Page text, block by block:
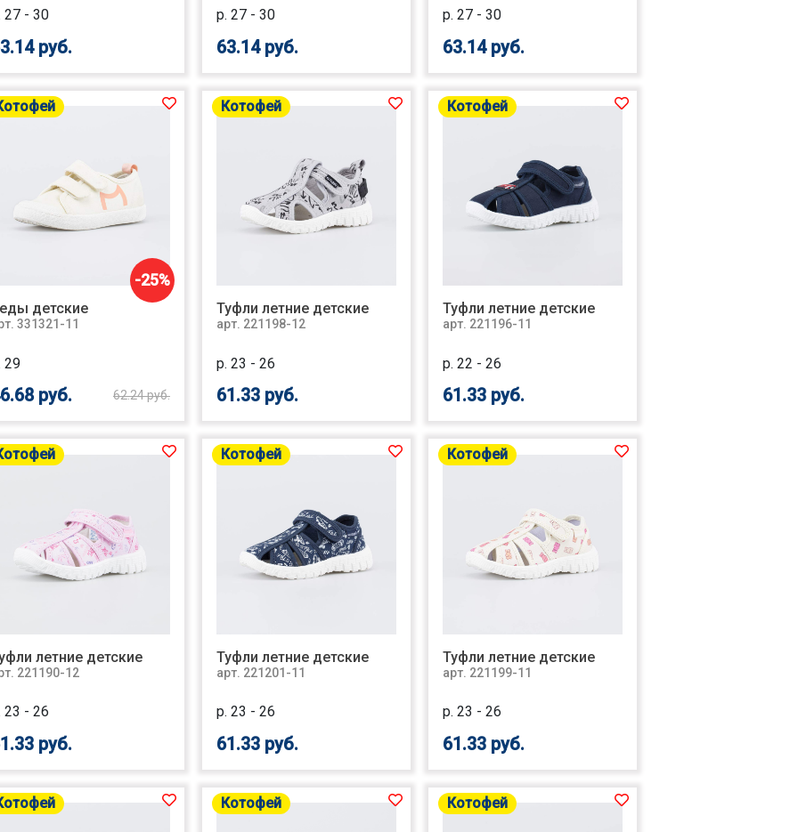
27 - 30
руб.
р. 27 - 30
63.14 руб.
р. 27 - 30
63.14 руб.
-25%
детские
331321-11
29
62.24 руб.
руб.
Котофей
Туфли летние детские
арт. 221198-12
р. 23 - 26
61.33 руб.
Котофей
Туфли летние детские
арт. 221196-11
р. 22 - 26
61.33 руб.
летние детские
221190-12
23 - 26
руб.
Котофей
Туфли летние детские
арт. 221201-11
р. 23 - 26
61.33 руб.
Котофей
Туфли летние детские
арт. 221199-11
р. 23 - 26
61.33 руб.
Котофей Котофей